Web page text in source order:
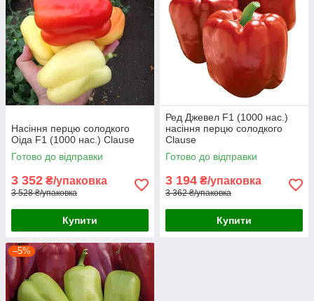
Насіння перцю солодкого
Оіда F1 (1000 нас.) Clause
Готово до відправки
3 352 ₴/упаковка
3 528 ₴/упаковка
Купити
Ред Джевел F1 (1000 нас.)
насіння перцю солодкого
Clause
Готово до відправки
3 194 ₴/упаковка
3 362 ₴/упаковка
Купити
–5%